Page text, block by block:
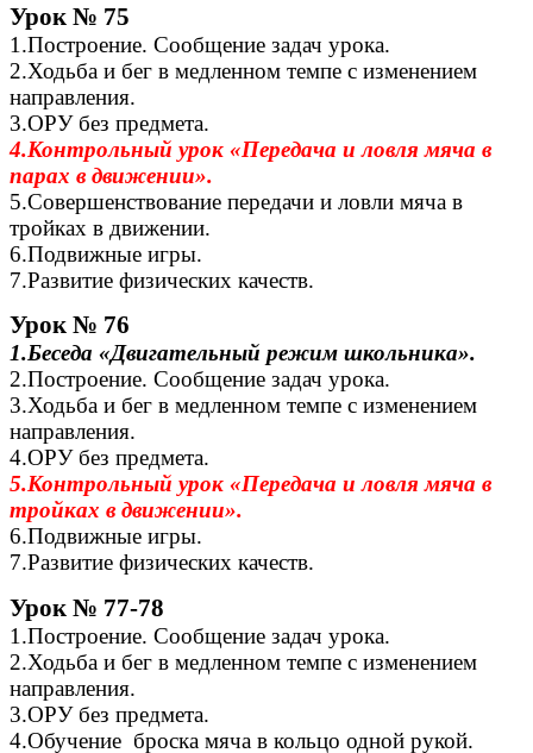
Урок № 75
1.Построение. Сообщение задач урока.
2.Ходьба и бег в медленном темпе с изменением
направления.
3.ОРУ без предмета.
4.Контрольный урок «Передача и ловля мяча в
парах в движении».
5.Совершенствование передачи и ловли мяча в
тройках в движении.
6.Подвижные игры.
7.Развитие физических качеств.
Урок № 76
1.Беседа «Двигательный режим школьника».
2.Построение. Сообщение задач урока.
3.Ходьба и бег в медленном темпе с изменением
направления.
4.ОРУ без предмета.
5.Контрольный урок «Передача и ловля мяча в
тройках в движении».
6.Подвижные игры.
7.Развитие физических качеств.
Урок № 77-78
1.Построение. Сообщение задач урока.
2.Ходьба и бег в медленном темпе с изменением
направления.
3.ОРУ без предмета.
4.Обучение броска мяча в кольцо одной рукой.